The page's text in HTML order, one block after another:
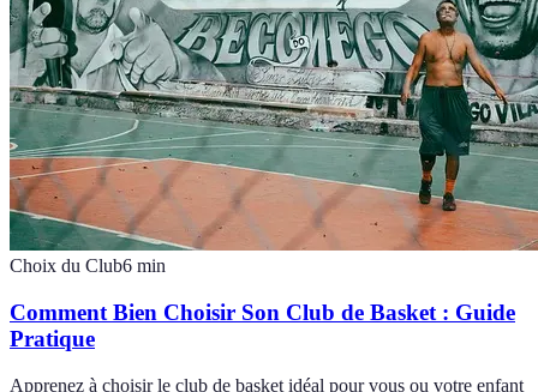
Choix du Club6 min
Comment Bien Choisir Son Club de Basket : Guide
Pratique
Apprenez à choisir le club de basket idéal pour vous ou votre enfant